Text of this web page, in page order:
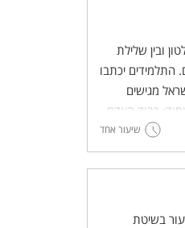
ובין שלילת
התלמידים יכתבו
מגישים
כבוד האדם
בקבוצות
שיעור אחד
בשיטת